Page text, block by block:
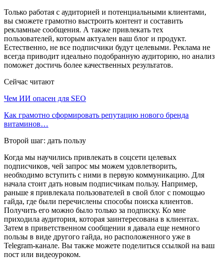
Только работая с аудиторией и потенциальными клиентами,
вы сможете грамотно выстроить контент и составить
рекламные сообщения. А также привлекать тех
пользователей, которым актуален ваш блог и продукт.
Естественно, не все подписчики будут целевыми. Реклама не
всегда приводит идеально подобранную аудиторию, но анализ
поможет достичь более качественных результатов.
Сейчас читают
Чем ИИ опасен для SEO
Как грамотно сформировать репутацию нового бренда
витаминов…
Второй шаг: дать пользу
Когда мы научились привлекать в соцсети целевых
подписчиков, чей запрос мы можем удовлетворить,
необходимо вступить с ними в первую коммуникацию. Для
начала стоит дать новым подписчикам пользу. Например,
раньше я привлекала пользователей в свой блог с помощью
гайда, где были перечислены способы поиска клиентов.
Получить его можно было только за подписку. Ко мне
приходила аудитория, которая заинтересована в клиентах.
Затем в приветственном сообщении я давала еще немного
пользы в виде другого гайда, но расположенного уже в
Telegram-канале. Вы также можете поделиться ссылкой на ваш
пост или видеоуроком.